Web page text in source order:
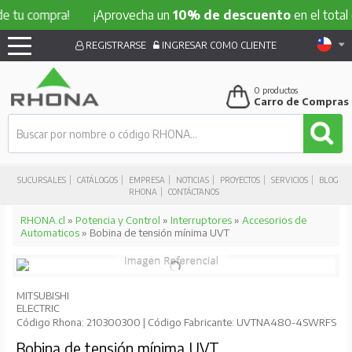
compra! ¡Aprovecha un10% de descuentoen el total
SUCURSALES CATÁLOGOS EMPRESA NOTICIAS PROYECTOS SERVICIOS
BLOG
RHONA
CONTÁCTANOS
REGISTRARSE INGRESAR COMO CLIENTE
0 productos
Carro de Compras
RHONA.cl » Potencia y Control » Interruptores» Accesorios de
Automaticos» Bobina de tensión mínima UVT
MITSUBISHI
ELECTRIC
Código Rhona: 210300300 | Código Fabricante: UVTNA480-4SWRFS